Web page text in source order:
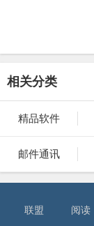
相关分类
精品软件
邮件通讯
联盟 阅读